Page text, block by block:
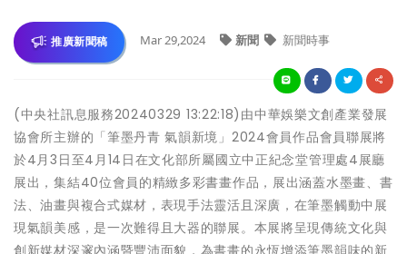
推廣新聞稿 Mar 29,2024 新聞 新聞時事
(中央社訊息服務20240329 13:22:18)由中華娛樂文創產業發展
協會所主辦的「筆墨丹青 氣韻新境」2024會員作品會員聯展將
於4月3日至4月14日在文化部所屬國立中正紀念堂管理處4展廳
展出，集結40位會員的精緻多彩書畫作品，展出涵蓋水墨畫、書
法、油畫與複合式媒材，表現手法靈活且深廣，在筆墨觸動中展
現氣韻美感，是一次難得且大器的聯展。本展將呈現傳統文化與